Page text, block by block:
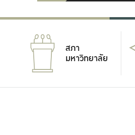
สภา
มหาวิทยาลัย